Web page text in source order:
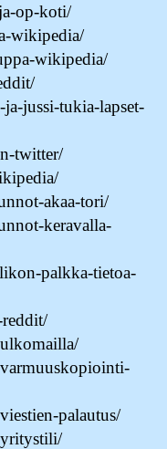
op-koti/
wikipedia/
wikipedia/
jussi-tukia-lapset-
twitter/
akaa-tori/
keravalla-
palkka-tietoa-
palautus/
yritystili/